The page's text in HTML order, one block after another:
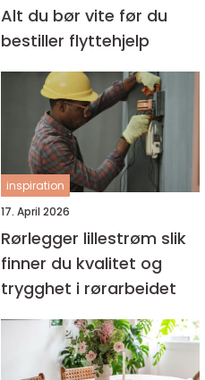
Alt du bør vite før du
bestiller flyttehjelp
inspiration
17. April 2026
Rørlegger lillestrøm slik
finner du kvalitet og
trygghet i rørarbeidet